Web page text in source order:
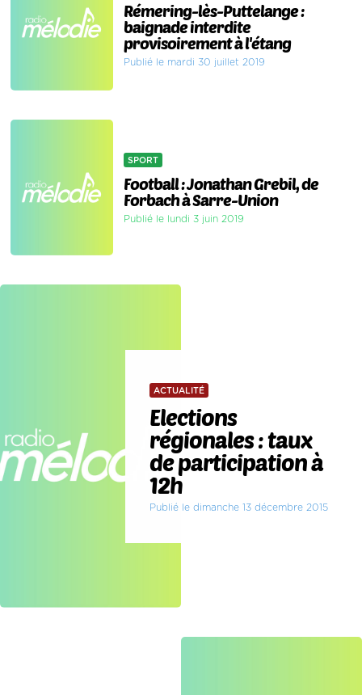
Rémering-lès-Puttelange :
baignade interdite
provisoirement à l'étang
Publié le mardi 30 juillet 2019
SPORT
Football : Jonathan Grebil, de
Forbach à Sarre-Union
Publié le lundi 3 juin 2019
ACTUALITÉ
Elections
régionales : taux
de participation à
12h
Publié le dimanche 13 décembre 2015